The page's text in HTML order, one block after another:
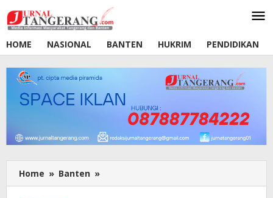
ke
konten
HOME
NASIONAL BANTEN HUKRIM PENDIDIKAN
Home » Banten »
Pertama